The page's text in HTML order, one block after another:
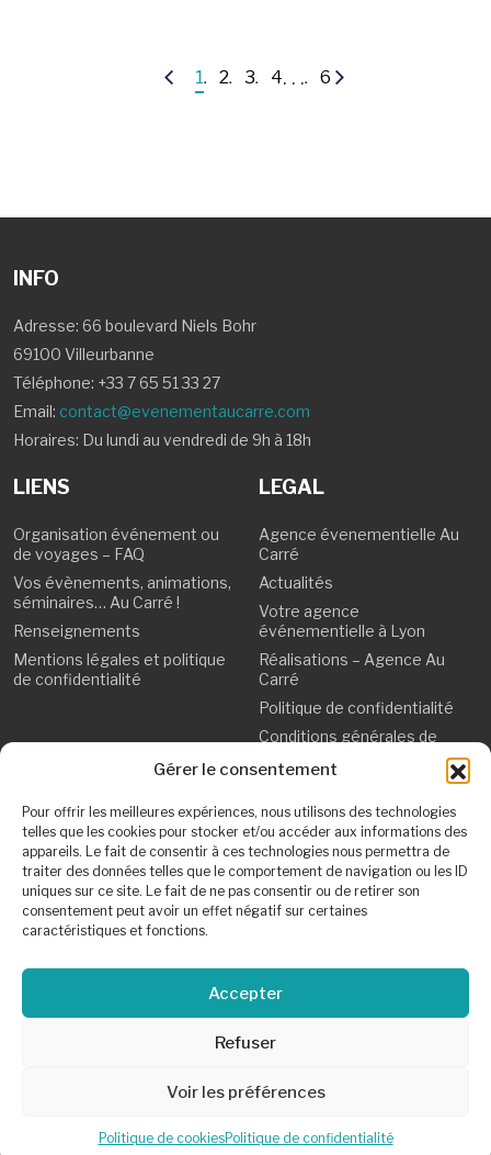
Gérer le consentement
Pour offrir les meilleures expériences, nous utilisons des technologies
telles que les cookies pour stocker et/ou accéder aux informations des
appareils. Le fait de consentir à ces technologies nous permettra de
traiter des données telles que le comportement de navigation ou les ID
uniques sur ce site. Le fait de ne pas consentir ou de retirer son
consentement peut avoir un effet négatif sur certaines
caractéristiques et fonctions.
Accepter
Refuser
Voir les préférences
Politique de cookiesPolitique de confidentialité
1 2 3 4. . . 6
INFO
Adresse: 66 boulevard Niels Bohr
69100 Villeurbanne
Téléphone: +33 7 65 51 33 27
Email: contact@evenementaucarre.com
Horaires: Du lundi au vendredi de 9h à 18h
LIENS
Organisation événement ou
de voyages – FAQ
Vos évènements, animations,
séminaires… Au Carré !
Renseignements
Mentions légales et politique
de confidentialité
LEGAL
Agence évenementielle Au
Carré
Actualités
Votre agence
événementielle à Lyon
Réalisations – Agence Au
Carré
Politique de confidentialité
Conditions générales de
politique de confidentialité
Politique de cookies (UE)
Plan de site